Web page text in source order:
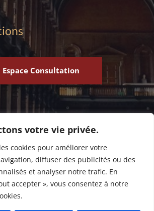
votre vie privée.
cookies pour améliorer votre
diffuser des publicités ou des
et analyser notre trafic. En
accepter », vous consentez à notre
Espace Consultation
de Ventes|Mentions légaleset
ISite d’information utile sur